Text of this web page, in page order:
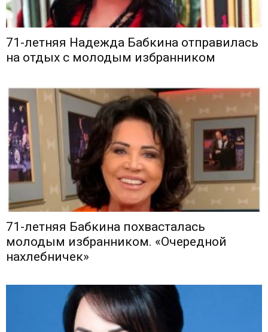
71-летняя Надежда Бабкина отправилась
на отдых с молодым избранником
71-летняя Бабкина похвасталась
молодым избранником. «Очередной
нахлебничек»